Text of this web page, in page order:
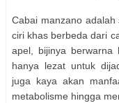
Cabai manzano
ciri khas berbeda dari
apel, bijinya berwarna
hanya lezat untuk
juga kaya akan
metabolisme hingga